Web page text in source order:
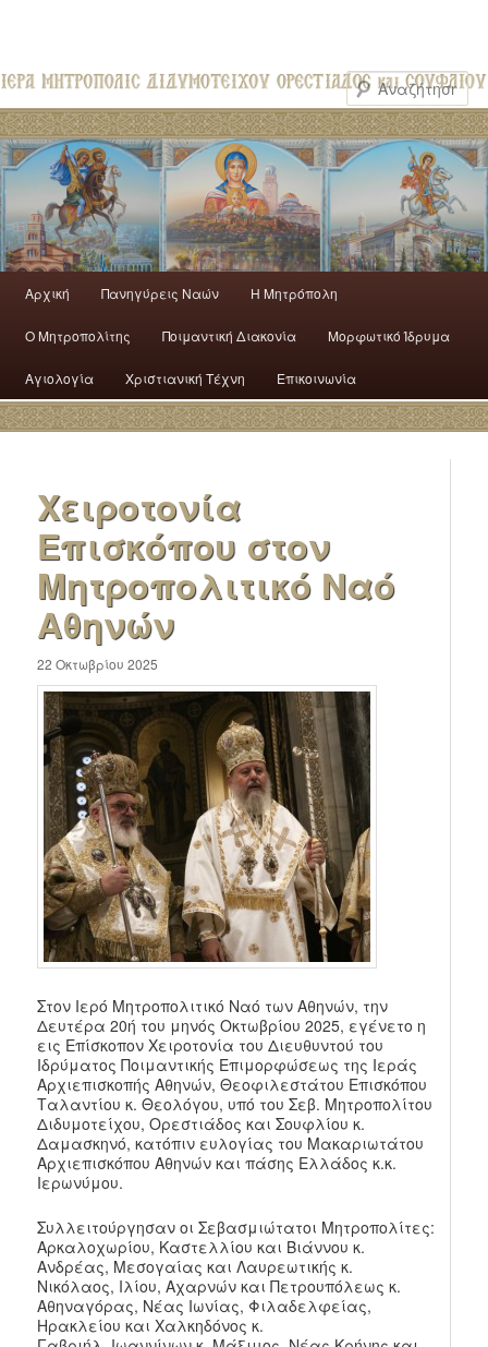
Αρχική Πανηγύρεις Ναών H Mητρόπολη
Ο Mητροπολίτης Ποιμαντική Διακονία Μορφωτικό Ίδρυμα
Αγιολογία Χριστιανική Τέχνη Επικοινωνία
Χειροτονία
Επισκόπου στον
Μητροπολιτικό Ναό
Αθηνών
22 Οκτωβρίου 2025
Στον Ιερό Μητροπολιτικό Ναό των Αθηνών, την
Δευτέρα 20ή του μηνός Οκτωβρίου 2025, εγένετο η
εις Επίσκοπον Χειροτονία του Διευθυντού του
Ιδρύματος Ποιμαντικής Επιμορφώσεως της Ιεράς
Αρχιεπισκοπής Αθηνών, Θεοφιλεστάτου Επισκόπου
Ταλαντίου κ. Θεολόγου, υπό του Σεβ. Μητροπολίτου
Διδυμοτείχου, Ορεστιάδος και Σουφλίου κ.
Δαμασκηνό, κατόπιν ευλογίας του Μακαριωτάτου
Αρχιεπισκόπου Αθηνών και πάσης Ελλάδος κ.κ.
Ιερωνύμου.
Συλλειτούργησαν οι Σεβασμιώτατοι Μητροπολίτες:
Αρκαλοχωρίου, Καστελλίου και Βιάννου κ.
Ανδρέας, Μεσογαίας και Λαυρεωτικής κ.
Νικόλαος, Ιλίου, Αχαρνών και Πετρουπόλεως κ.
Αθηναγόρας, Νέας Ιωνίας, Φιλαδελφείας,
Ηρακλείου και Χαλκηδόνος κ.